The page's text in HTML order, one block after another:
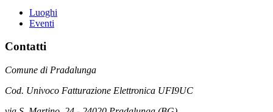
Luoghi
Eventi
Contatti
Comune di Pradalunga
Cod. Univoco Fatturazione Elettronica UFI9UC